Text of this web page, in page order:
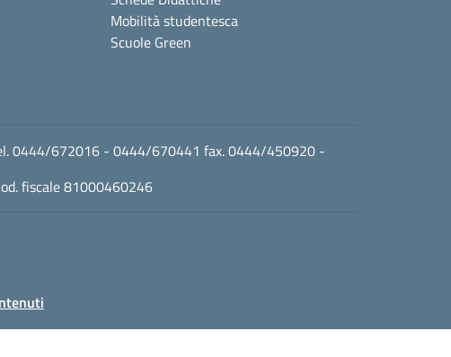
Mobilità studentesca
Scuole Green
0444/672016 - 0444/670441 fax. 0444/450920 -
fiscale 81000460246